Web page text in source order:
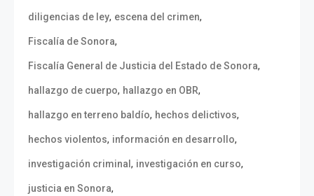
diligencias de ley, escena del crimen,
Fiscalía de Sonora,
Fiscalía General de Justicia del Estado de Sonora,
hallazgo de cuerpo, hallazgo en OBR,
hallazgo en terreno baldío, hechos delictivos,
hechos violentos, información en desarrollo,
investigación criminal , investigación en curso,
justicia en Sonora,